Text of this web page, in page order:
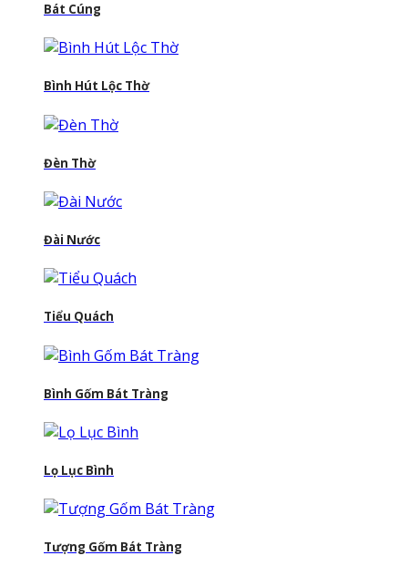
Bát Cúng
Bình Hút Lộc Thờ
Đèn Thờ
Đài Nước
Tiểu Quách
Bình Gốm Bát Tràng
Lọ Lục Bình
Tượng Gốm Bát Tràng